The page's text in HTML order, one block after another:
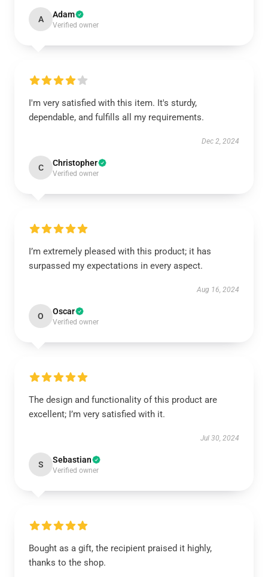
A Adam
Verified owner
I'm very satisfied with this item. It's sturdy,
dependable, and fulfills all my requirements.
Dec 2, 2024
C Christopher
Verified owner
I’m extremely pleased with this product; it has
surpassed my expectations in every aspect.
Aug 16, 2024
O Oscar
Verified owner
The design and functionality of this product are
excellent; I’m very satisfied with it.
Jul 30, 2024
S Sebastian
Verified owner
Bought as a gift, the recipient praised it highly,
thanks to the shop.